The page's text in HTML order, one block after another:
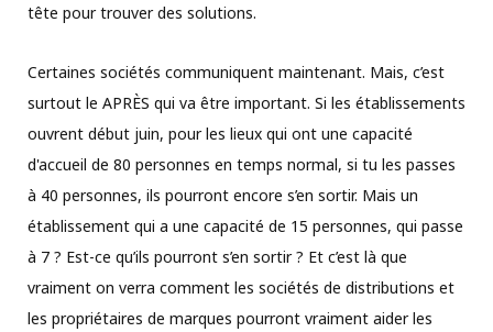
tête pour trouver des solutions.
Certaines sociétés communiquent maintenant. Mais, c’est
surtout le APRÈS qui va être important. Si les établissements
ouvrent début juin, pour les lieux qui ont une capacité
d'accueil de 80 personnes en temps normal, si tu les passes
à 40 personnes, ils pourront encore s’en sortir. Mais un
établissement qui a une capacité de 15 personnes, qui passe
à 7 ? Est-ce qu’ils pourront s’en sortir ? Et c’est là que
vraiment on verra comment les sociétés de distributions et
les propriétaires de marques pourront vraiment aider les